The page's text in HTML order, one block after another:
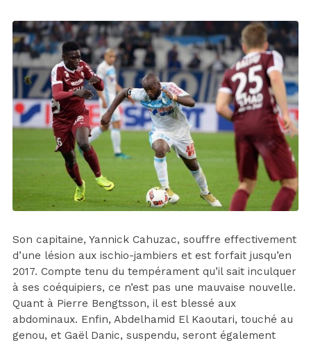
Son capitaine, Yannick Cahuzac, souffre effectivement
d’une lésion aux ischio-jambiers et est forfait jusqu’en
2017. Compte tenu du tempérament qu’il sait inculquer
à ses coéquipiers, ce n’est pas une mauvaise nouvelle.
Quant à Pierre Bengtsson, il est blessé aux
abdominaux. Enfin, Abdelhamid El Kaoutari, touché au
genou, et Gaël Danic, suspendu, seront également